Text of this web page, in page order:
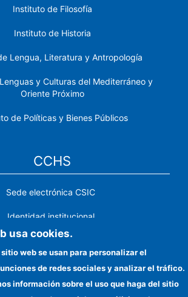
Instituto de Filosofía
Instituto de Historia
Lengua, Literatura y Antropología
y Culturas del Mediterráneo y
Oriente Próximo
de Políticas y Bienes Públicos
CCHS
Sede electrónica CSIC
Identidad institucional
para proveedores
Ayudas FEDER
Organismos financiadores
usa cookies.
web se usan para personalizar el
de redes sociales y analizar el tráfico.
información sobre el uso que haga del sitio